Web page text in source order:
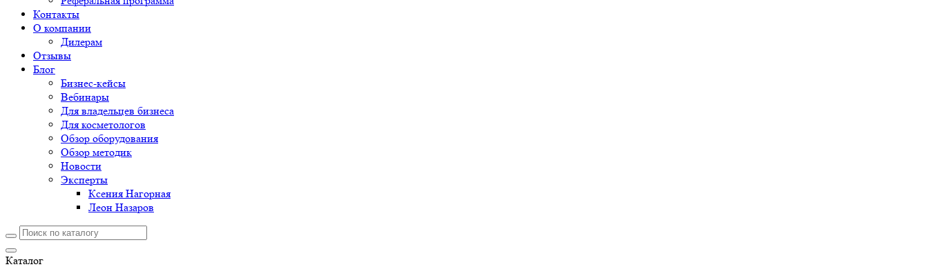
Контакты
О компании
Дилерам
Отзывы
Блог
Бизнес-кейсы
Вебинары
Для владельцев бизнеса
Для косметологов
Обзор оборудования
Обзор методик
Новости
Эксперты
Ксения Нагорная
Леон Назаров
Каталог